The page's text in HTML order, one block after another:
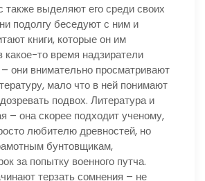
также выделяют его среди своих
подолгу беседуют с ним и
книги, которые он им
какое-то время надзиратели
они внимательно просматривают
мало что в ней понимают
подвох. Литература и
– она скорее подходит ученому,
любителю древностей, но
бунтовщикам,
за попытку военного путча.
терзать сомнения – не